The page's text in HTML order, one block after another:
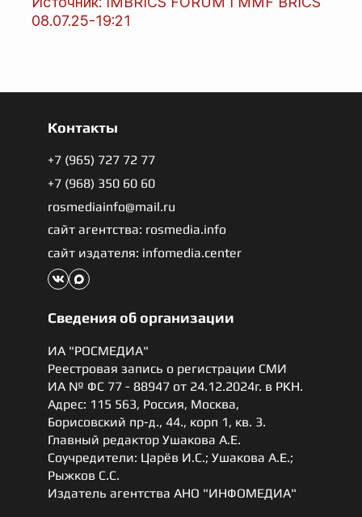
08.07.25-19:21
Контакты
+7 (965) 727 72 77
+7 (968) 350 60 60
rosmediainfo@mail.ru
сайт агентства: rosmedia.info
сайт издателя: infomedia.center
Сведения об организации
ИА "РОСМЕДИА"
Реестровая запись о регистрации СМИ
ИА № ФС 77 - 88947 от 24.12.2024г. в РКН.
Адрес: 115 563, Россия, Москва,
Борисовский пр-д., 44., корп 1, кв. 3.
Главный редактор Ушакова А.Е.
Соучредители: Царёв И.С.; Ушакова А.Е.;
Рыжков С.С.
Издатель агентства АНО "ИНФОМЕДИА"